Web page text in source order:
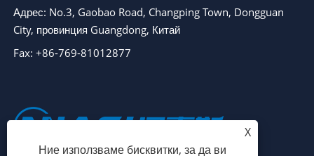
Адрес: No.3, Gaobao Road, Changping Town, Dongguan
City, провинция Guangdong, Китай
Fax: +86-769-81012877
X
Ние използваме бисквитки, за да ви